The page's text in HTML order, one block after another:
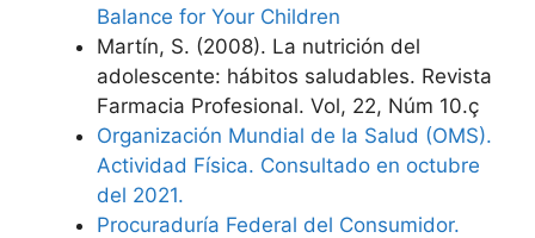
Balance for Your Children
Martín, S. (2008). La nutrición del
adolescente: hábitos saludables. Revista
Farmacia Profesional. Vol, 22, Núm 10.ç
Organización Mundial de la Salud (OMS).
Actividad Física. Consultado en octubre
del 2021.
Procuraduría Federal del Consumidor.